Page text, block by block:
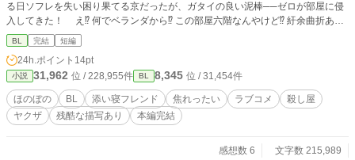
る日ソフレを失い困り果てる京だったが、ガタイの良い泥棒──ゼロが部屋に侵
入してきた！ え⁉︎ 何でベランダから⁉︎ この部屋六階なんやけど⁉︎ 紆余曲折あ
り、ゼロとソフレ関係になった京。生活力無しのゼロとの生活は意外に順調だっ
たが、どうやらゼロには大きな秘密があるようで……。 ノンケ素直な関西弁 ×
寡黙で屈強な泥棒（？） ※処女作です。拙い点が多いかと思いますが、よろし
くお願いします。 ※エロ少しあります……ちょびっとです。 ※流血、暴力シー
ン有りです。お気をつけください。 2022/02/25 本編完結しました。ありがとう
ございました。あと番外編SS数話投稿します。 2022/03/01 完結しました。皆さ
んありがとうございました。
BL 完結 短編
24h.ポイント 14pt
小説 31,962 位 / 228,955件 BL 8,345 位 / 31,454件
ほのぼの BL 添い寝フレンド 焦れったい ラブコメ
殺し屋
ヤクザ
残酷な描写あり 本編完結
感想数 6
文字数 215,989